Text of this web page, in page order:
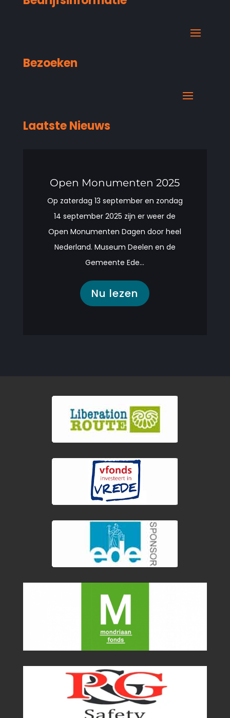
Bezoeken
Laatste Nieuws
Open Monumenten 2025
Op zaterdag 13 september en zondag
14 september 2025 zijn er weer de
Open Monumenten Dagen door heel
Nederland. Museum Deelen en de
Gemeente Ede...
Nu lezen